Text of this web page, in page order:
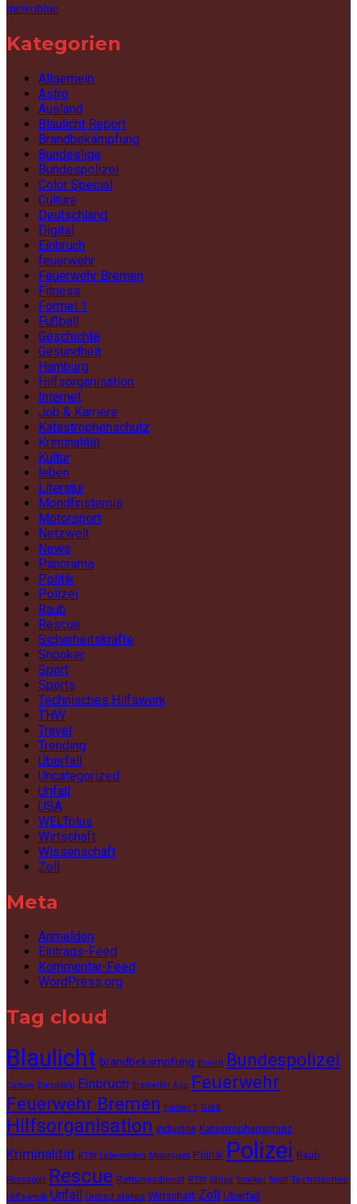
meteoblue
Kategorien
Allgemein
Astro
Ausland
Blaulicht Report
Brandbekämpfung
Bundesliga
Bundespolizei
Color Special
Culture
Deutschland
Digital
Einbruch
feuerwehr
Feuerwehr Bremen
Fitness
Formel 1
Fußball
Geschichte
Gesundheit
Hamburg
Hilfsorganisation
Internet
Job & Karriere
Katastrophenschutz
Kriminalität
Kultur
leben
Literatur
Mondfinsternis
Motorsport
Netzwelt
News
Panorama
Politik
Polizei
Raub
Rescue
Sicherheitskräfte
Snooker
Sport
Sports
Technisches Hilfswerk
THW
Travel
Trending
Überfall
Uncategorized
Unfall
USA
WELTplus
Wirtschaft
Wissenschaft
Zoll
Meta
Anmelden
Eintrags-Feed
Kommentar-Feed
WordPress.org
Tag cloud
Blaulicht brandbekämpfung Brandt Bundespolizei
Culture Diebstahl Einbruch Ersthelfer App Feuerwehr
Feuerwehr Bremen
Formel 1 Gold
Hilfsorganisation Industrie Katastrophenschutz
Kriminalität KTW Lebenretten Motorsport Politik Polizei Raub
Rennsport Rescue Rettungsdienst RTW Ships Snooker Sport Technisches
Hilfswerk Unfall United states Wirtschaft Zoll Überfall